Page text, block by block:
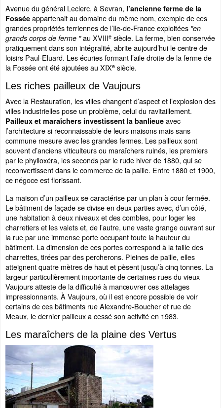
Avenue du général Leclerc, à Sevran, l’ancienne ferme de la
Fossée appartenait au domaine du même nom, exemple de ces
grandes propriétés terriennes de l’Ile-de-France exploitées "en
grands corps de ferme "au XVIIIe siècle. La ferme, bien conservée
pratiquement dans son intégralité, abrite aujourd’hui le centre de
loisirs Paul-Eluard. Les écuries formant l’aile droite de la ferme de
la Fossée ont été ajoutées au XIXe siècle.
Les riches pailleux de Vaujours
Avec la Restauration, les villes changent d’aspect et l’explosion des
villes industrielles pose un problème, celui du ravitaillement.
Pailleux et maraîchers investissent la banlieue avec
l’architecture si reconnaissable de leurs maisons mais sans
commune mesure avec les grandes fermes. Les pailleux sont
souvent d’anciens viticulteurs ou maraîchers ruinés, les premiers
par le phylloxéra, les seconds par le rude hiver de 1880, qui se
reconvertissent dans le commerce de la paille. Entre 1880 et 1900,
ce négoce est florissant.
La maison d’un pailleux se caractérise par un plan à cour fermée.
Le bâtiment de façade se divise en deux parties avec, d’un côté,
une habitation à deux niveaux et des combles, pour loger les
charretiers et les valets et, de l’autre, une vaste grange ouvrant sur
la rue par une immense porte occupant toute la hauteur du
bâtiment. La dimension de ces portes correspond à la taille des
charrettes, tirées par des percherons. Pleines de paille, elles
atteignent quatre mètres de haut et pèsent jusqu’à cinq tonnes. La
largeur particulièrement importante de certaines rues du vieux
Vaujours atteste de la difficulté à manœuvrer ces attelages
impressionnants. À Vaujours, où il est encore possible de voir
certains de ces bâtiments rue Alexandre-Boucher et rue de
Meaux, le dernier pailleux a cessé son activité en 1983.
Les maraîchers de la plaine des Vertus